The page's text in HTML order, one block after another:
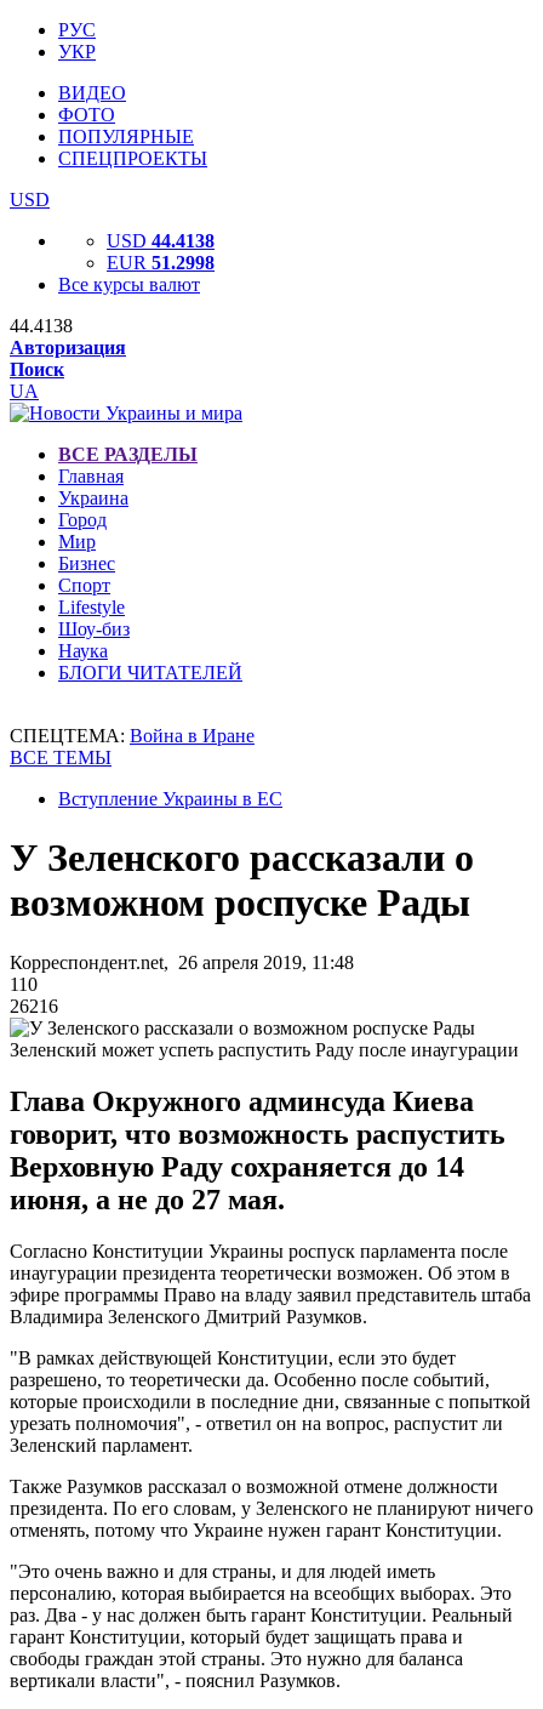
РУС
УКР
ВИДЕО
ФОТО
ПОПУЛЯРНЫЕ
СПЕЦПРОЕКТЫ
USD
USD 44.4138
EUR 51.2998
Все курсы валют
44.4138
Авторизация
Поиск
UA
ВСЕ РАЗДЕЛЫ
Главная
Украина
Город
Мир
Бизнес
Спорт
Lifestyle
Шоу-биз
Наука
БЛОГИ ЧИТАТЕЛЕЙ
СПЕЦТЕМА: Война в Иране
ВСЕ ТЕМЫ
Вступление Украины в ЕС
У Зеленского рассказали о
возможном роспуске Рады
Корреспондент.net, 26 апреля 2019, 11:48
110
26216
Зеленский может успеть распустить Раду после инаугурации
Глава Окружного админсуда Киева
говорит, что возможность распустить
Верховную Раду сохраняется до 14
июня, а не до 27 мая.
Согласно Конституции Украины роспуск парламента после
инаугурации президента теоретически возможен. Об этом в
эфире программы Право на владу заявил представитель штаба
Владимира Зеленского Дмитрий Разумков.
"В рамках действующей Конституции, если это будет
разрешено, то теоретически да. Особенно после событий,
которые происходили в последние дни, связанные с попыткой
урезать полномочия", - ответил он на вопрос, распустит ли
Зеленский парламент.
Также Разумков рассказал о возможной отмене должности
президента. По его словам, у Зеленского не планируют ничего
отменять, потому что Украине нужен гарант Конституции.
"Это очень важно и для страны, и для людей иметь
персоналию, которая выбирается на всеобщих выборах. Это
раз. Два - у нас должен быть гарант Конституции. Реальный
гарант Конституции, который будет защищать права и
свободы граждан этой страны. Это нужно для баланса
вертикали власти", - пояснил Разумков.